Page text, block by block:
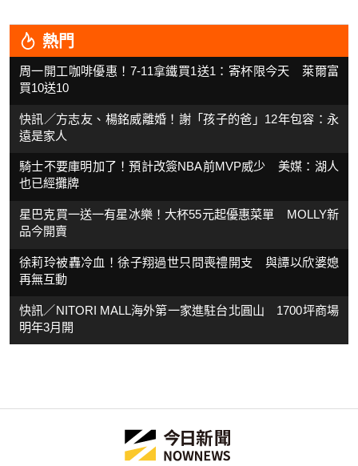
熱門
周一開工咖啡優惠！7-11拿鐵買1送1：寄杯限今天 萊爾富
買10送10
快訊／方志友、楊銘威離婚！謝「孩子的爸」12年包容：永
遠是家人
騎士不要庫明加了！預計改簽NBA前MVP威少 美媒：湖人
也已經攤牌
星巴克買一送一有星冰樂！大杯55元起優惠菜單 MOLLY新
品今開賣
徐莉玲被轟冷血！徐子翔過世只問喪禮開支 與譚以欣婆媳
再無互動
快訊／NITORI MALL海外第一家進駐台北圓山 1700坪商場
明年3月開